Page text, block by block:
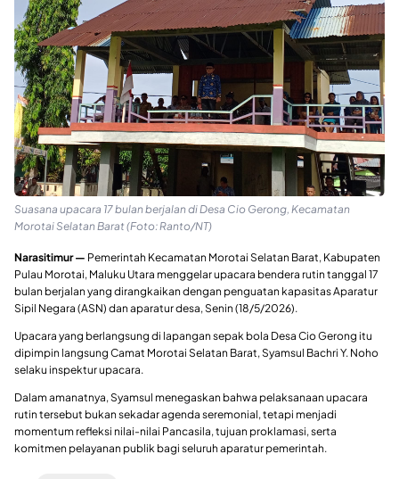
Suasana upacara 17 bulan berjalan di Desa Cio Gerong, Kecamatan
Morotai Selatan Barat (Foto: Ranto/NT)
Narasitimur — Pemerintah Kecamatan Morotai Selatan Barat, Kabupaten
Pulau Morotai, Maluku Utara menggelar upacara bendera rutin tanggal 17
bulan berjalan yang dirangkaikan dengan penguatan kapasitas Aparatur
Sipil Negara (ASN) dan aparatur desa, Senin (18/5/2026).
Upacara yang berlangsung di lapangan sepak bola Desa Cio Gerong itu
dipimpin langsung Camat Morotai Selatan Barat, Syamsul Bachri Y. Noho
selaku inspektur upacara.
Dalam amanatnya, Syamsul menegaskan bahwa pelaksanaan upacara
rutin tersebut bukan sekadar agenda seremonial, tetapi menjadi
momentum refleksi nilai-nilai Pancasila, tujuan proklamasi, serta
komitmen pelayanan publik bagi seluruh aparatur pemerintah.